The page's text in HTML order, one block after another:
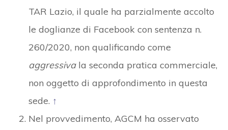
TAR Lazio, il quale ha parzialmente accolto
le doglianze di Facebook con sentenza n.
260/2020, non qualificando come
aggressivala seconda pratica commerciale,
non oggetto di approfondimento in questa
sede. ↑
Nel provvedimento, AGCM ha osservato